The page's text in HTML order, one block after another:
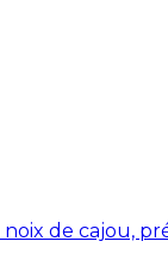
de cajou,